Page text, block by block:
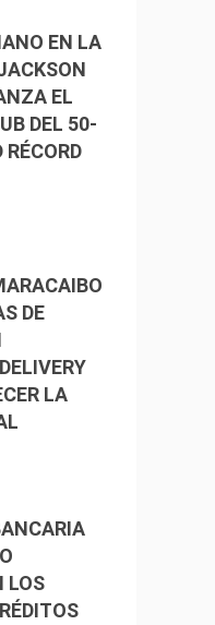
EN LA
EL
DEL 50-
DE
LA
LOS